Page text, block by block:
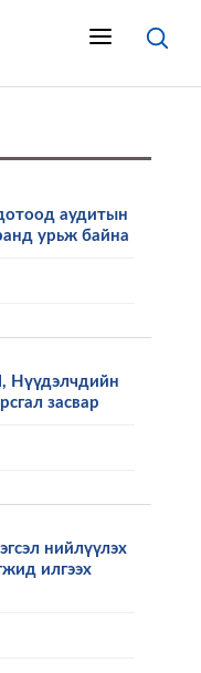
аудитын
урьж байна
Нүүдэлчдийн
засвар
нийлүүлэх
илгээх